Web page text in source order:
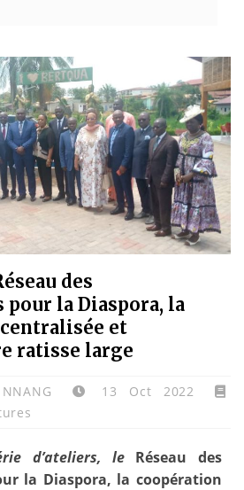
Guinée :
Réforme
Bénin :
des
la Diaspora, la
et
ratisse large
13 Oct 2022
d’ateliers, le Réseau des
la Diaspora, la coopération